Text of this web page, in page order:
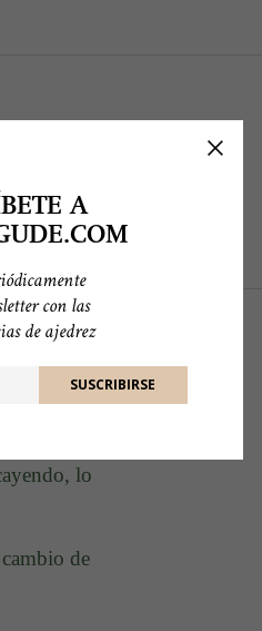
A
con las
de ajedrez
lo
de